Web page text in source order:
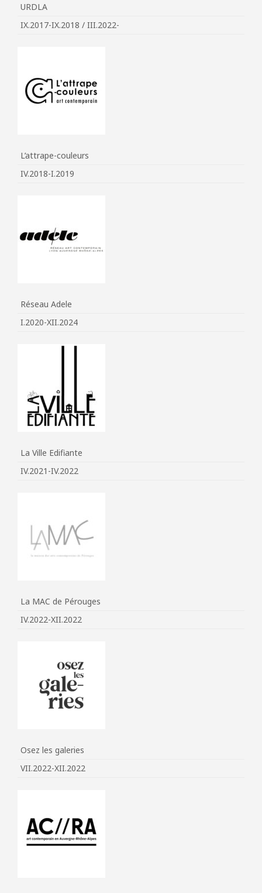
URDLA
IX.2017-IX.2018 / III.2022-
L’attrape-couleurs
IV.2018-I.2019
Réseau Adele
I.2020-XII.2024
La Ville Edifiante
IV.2021-IV.2022
La MAC de Pérouges
IV.2022-XII.2022
Osez les galeries
VII.2022-XII.2022